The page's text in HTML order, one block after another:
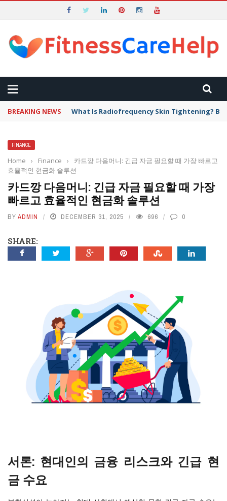
BREAKING NEWS What Is Radiofrequency Skin Tightening?
FINANCE
Home › Finance ›
카드깡 다음머니: 긴급 자금 필요할 때 가장 빠르고
효율적인 현금화 솔루션
카드깡 다음머니: 긴급 자금 필요할 때 가장
빠르고 효율적인 현금화 솔루션
BY ADMIN DECEMBER 31, 2025 696 0
SHARE:
서론: 현대인의 금융 리스크와 긴급 현
금 수요